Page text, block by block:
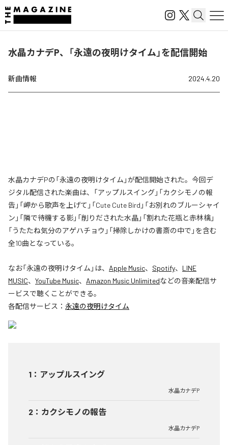
水晶カナデP、「永遠の夜明けタイム」を配信開始
新曲情報 2024.4.20
水晶カナデPの「永遠の夜明けタイム」が配信開始された。今回デ
ジタル配信された楽曲は、「アップルスイング」「カクシモノの報
告」「岬から歌声を上げて」「Cute Cute Bird」「お別れのブルーシャイ
ン」「隣で待機する影」「削りだされた水晶」「割れた花瓶と赤林檎」
「うたたね気分のアゲハチョウ」「掃除しかけの書斎の中で」を含む
全10曲となっている。
なお「永遠の夜明けタイム 」は、 Apple Music、 Spotify、 LINE
MUSIC、 YouTube Music、 Amazon Music Unlimitedなどの音楽配信サ
ービスで聴くことができる。
各配信サービス： 永遠の夜明けタイム
1 ： アップルスイング
水晶カナデP
2 ： カクシモノの報告
水晶カナデP